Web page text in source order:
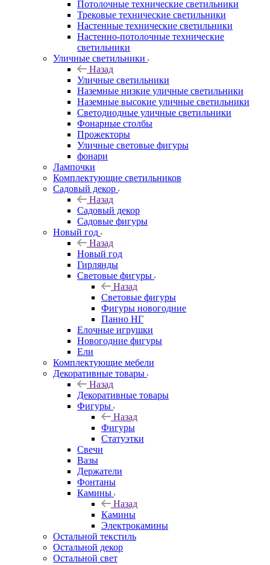
Потолочные технические светильники
Трековые технические светильники
Настенные технические светильники
Настенно-потолочные технические
светильники
Уличные светильники
Назад
Уличные светильники
Наземные низкие уличные светильники
Наземные высокие уличные светильники
Светодиодные уличные светильники
Фонарные столбы
Прожекторы
Уличные световые фигуры
фонари
Лампочки
Комплектующие светильников
Садовый декор
Назад
Садовый декор
Садовые фигуры
Новый год
Назад
Новый год
Гирлянды
Световые фигуры
Назад
Световые фигуры
Фигуры новогодние
Панно НГ
Елочные игрушки
Новогодние фигуры
Ели
Комплектующие мебели
Декоративные товары
Назад
Декоративные товары
Фигуры
Назад
Фигуры
Статуэтки
Свечи
Вазы
Держатели
Фонтаны
Камины
Назад
Камины
Электрокамины
Остальной текстиль
Остальной декор
Остальной свет